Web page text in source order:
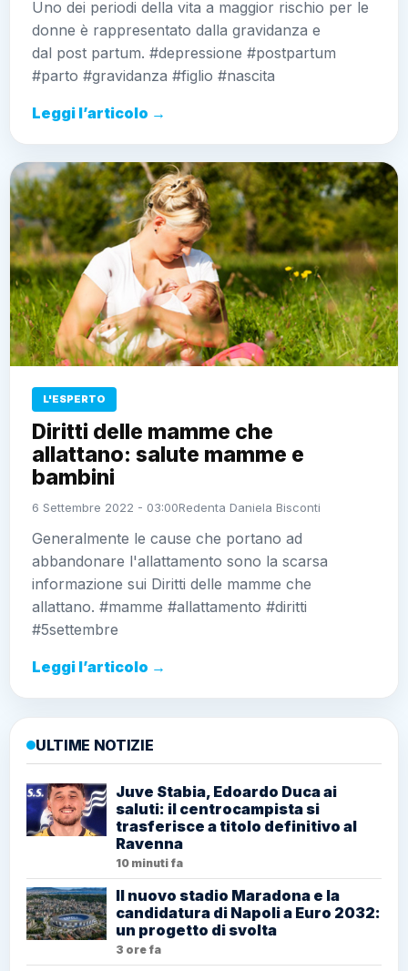
Uno dei periodi della vita a maggior rischio per le
donne è rappresentato dalla gravidanza e
dal post partum. #depressione #postpartum
#parto #gravidanza #figlio #nascita
Leggi l’articolo →
L'ESPERTO
Diritti delle mamme che
allattano: salute mamme e
bambini
6 Settembre 2022 - 03:00Redenta Daniela Bisconti
Generalmente le cause che portano ad
abbandonare l'allattamento sono la scarsa
informazione sui Diritti delle mamme che
allattano. #mamme #allattamento #diritti
#5settembre
Leggi l’articolo →
ULTIME NOTIZIE
Juve Stabia, Edoardo Duca ai
saluti: il centrocampista si
trasferisce a titolo definitivo al
Ravenna
10 minuti fa
Il nuovo stadio Maradona e la
candidatura di Napoli a Euro 2032:
un progetto di svolta
3 ore fa